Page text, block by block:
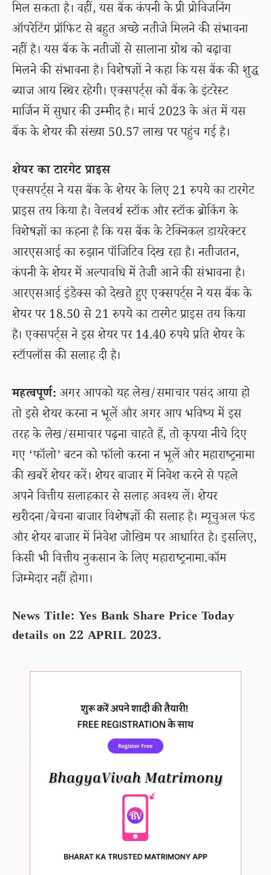
मिल सकता है। वहीं, यस बैंक कंपनी के प्री प्रोविजनिंग
ऑपरेटिंग प्रॉफिट से बहुत अच्छे नतीजे मिलने की संभावना
नहीं है। यस बैंक के नतीजों से सालाना ग्रोथ को बढ़ावा
मिलने की संभावना है। विशेषज्ञों ने कहा कि यस बैंक की शुद्ध
ब्याज आय स्थिर रहेगी। एक्सपर्ट्स को बैंक के इंटरेस्ट
मार्जिन में सुधार की उम्मीद है। मार्च 2023 के अंत में यस
बैंक के शेयर की संख्या 50.57 लाख पर पहुंच गई है।
शेयर का टारगेट प्राइस
एक्सपर्ट्स ने यस बैंक के शेयर के लिए 21 रुपये का टारगेट
प्राइस तय किया है। वेलवर्थ स्टॉक और स्टॉक ब्रोकिंग के
विशेषज्ञों का कहना है कि यस बैंक के टेक्निकल डायरेक्टर
आरएसआई का रुझान पॉजिटिव दिख रहा है। नतीजतन,
कंपनी के शेयर में अल्पावधि में तेजी आने की संभावना है।
आरएसआई इंडेक्स को देखते हुए एक्सपर्ट्स ने यस बैंक के
शेयर पर 18.50 से 21 रुपये का टारगेट प्राइस तय किया
है। एक्सपर्ट्स ने इस शेयर पर 14.40 रुपये प्रति शेयर के
स्टॉपलॉस की सलाह दी है।
महत्वपूर्ण: अगर आपको यह लेख/समाचार पसंद आया हो
तो इसे शेयर करना न भूलें और अगर आप भविष्य में इस
तरह के लेख/समाचार पढ़ना चाहते हैं, तो कृपया नीचे दिए
गए ‘फॉलो’ बटन को फॉलो करना न भूलें और महाराष्ट्रनामा
की खबरें शेयर करें। शेयर बाजार में निवेश करने से पहले
अपने वित्तीय सलाहकार से सलाह अवश्य लें। शेयर
खरीदना/बेचना बाजार विशेषज्ञों की सलाह है। म्यूचुअल फंड
और शेयर बाजार में निवेश जोखिम पर आधारित है। इसलिए,
किसी भी वित्तीय नुकसान के लिए महाराष्ट्रनामा.कॉम
जिम्मेदार नहीं होगा।
News Title: Yes Bank Share Price Today
details on 22 APRIL 2023.